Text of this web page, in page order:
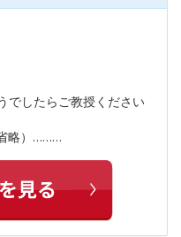
でしたらご教授ください
略）………